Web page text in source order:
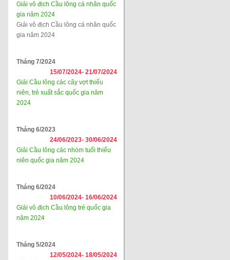
Giải vô địch Cầu lông cá nhân quốc
gia năm 2024
Giải vô địch Cầu lông cá nhân quốc
gia năm 2024
Tháng 7/2024
15/07/2024- 21/07/2024
Giải Cầu lông các cây vợt thiếu
niên, trẻ xuất sắc quốc gia năm
2024
Tháng 6/2023
24/06/2023- 30/06/2024
Giải Cầu lông các nhóm tuổi thiếu
niên quốc gia năm 2024
Tháng 6/2024
10/06/2024- 16/06/2024
Giải vô địch Cầu lông trẻ quốc gia
năm 2024
Tháng 5/2024
12/05/2024- 18/05/2024